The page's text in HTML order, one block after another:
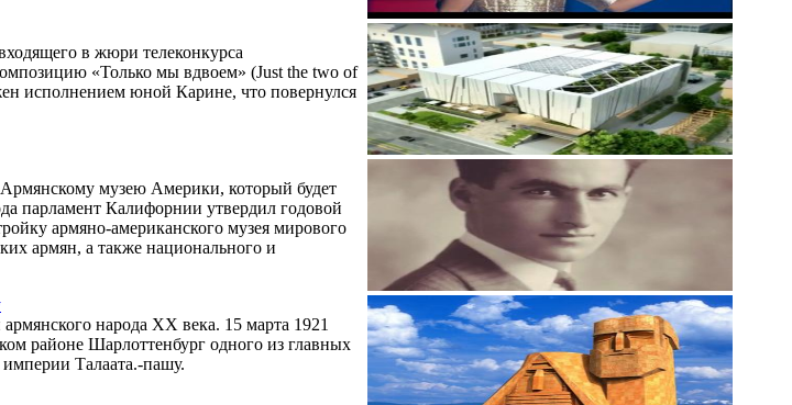
в жюри телеконкурса
«Только мы вдвоем» (Just the two of
исполнением юной Карине, что повернулся
музею Америки, который будет
парламент Калифорнии утвердил годовой
армяно-американского музея мирового
армян, а также национального и
народа XX века. 15 марта 1921
районе Шарлоттенбург одного из главных
Талаата.-пашу.